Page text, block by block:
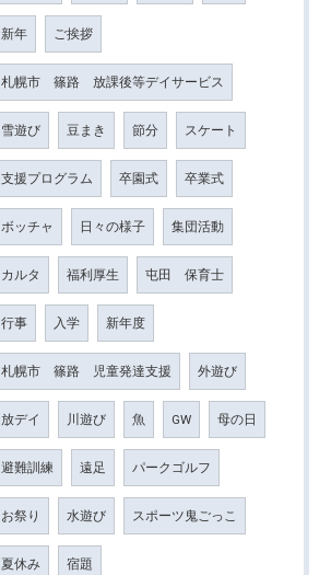
新年 ご挨拶
札幌市 篠路 放課後等デイサービス
雪遊び 豆まき 節分 スケート
支援プログラム 卒園式 卒業式
ボッチャ 日々の様子 集団活動
カルタ 福利厚生 屯田 保育士
行事 入学 新年度
札幌市 篠路 児童発達支援 外遊び
放デイ 川遊び 魚 GW 母の日
避難訓練 遠足 パークゴルフ
お祭り 水遊び スポーツ鬼ごっこ
夏休み 宿題